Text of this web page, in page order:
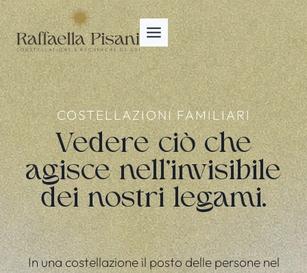
Salta
al
contenuto
COSTELLAZIONI FAMILIARI
Vedere ciò che
agisce nell’invisibile
dei nostri legami.
In una costellazione il posto delle persone nel